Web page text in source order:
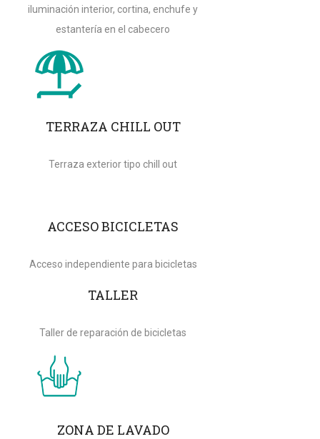
iluminación interior, cortina, enchufe y
estantería en el cabecero
TERRAZA CHILL OUT
Terraza exterior tipo chill out
ACCESO BICICLETAS
Acceso independiente para bicicletas
TALLER
Taller de reparación de bicicletas
ZONA DE LAVADO